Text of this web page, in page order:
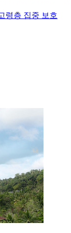
령층 집중 보호